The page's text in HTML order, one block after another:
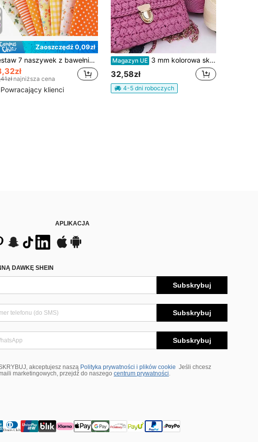
Zaoszczędź 0,09zł
Zestaw 7 naszywek z bawełnianej tkaniny z nadrukiem, zawiera wstępnie wycięte kawałki materiału do pikowania, szycia i samodzielnego tworzenia patchworków
najniższa cena
Powracający klienci
Magazyn UE 3 mm kolorowa skręcana tkana lina, pusta nić, rękodzieło, ozdobne, ręcznie robione torby, sznurek ściągający, akcesoria, włókno polipropylenowe
32,58zł
4-5 dni roboczych
APLIKACJA
DAWKĘ SHEIN
Subskrybuj
Subskrybuj
Subskrybuj
akceptujesz naszą Polityka prywatności i plików cookie Jeśli chcesz
marketingowych, przejdź do naszego centrum prywatności.